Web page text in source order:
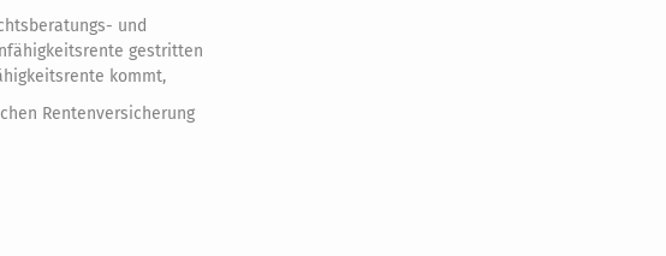
und
gestritten
kommt,
Rentenversicherung